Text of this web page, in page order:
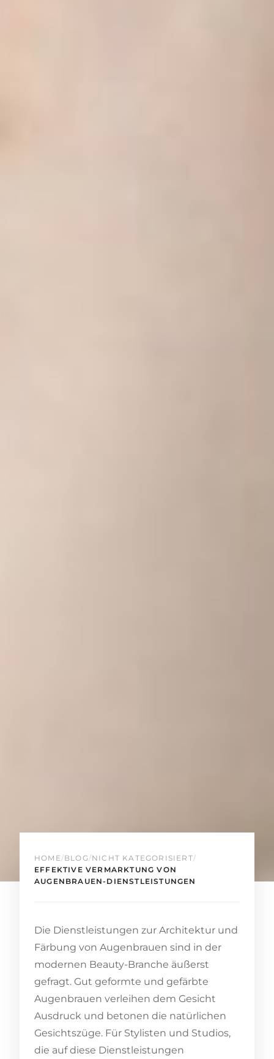
HOME /BLOG /NICHT KATEGORISIERT/
EFFEKTIVE VERMARKTUNG VON
AUGENBRAUEN-DIENSTLEISTUNGEN
Die Dienstleistungen zur Architektur und
Färbung von Augenbrauen sind in der
modernen Beauty-Branche äußerst
gefragt. Gut geformte und gefärbte
Augenbrauen verleihen dem Gesicht
Ausdruck und betonen die natürlichen
Gesichtszüge. Für Stylisten und Studios,
die auf diese Dienstleistungen